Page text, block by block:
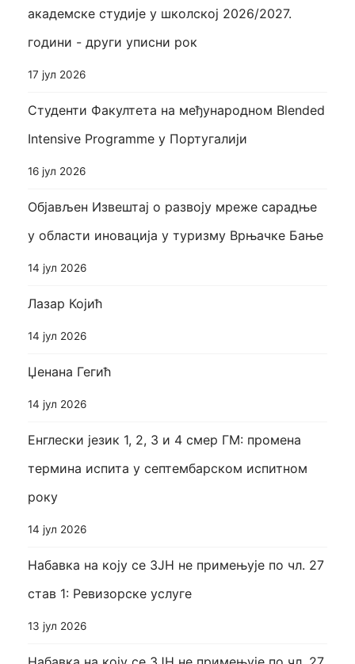
академске студије у школској 2026/2027.
години - други уписни рок
17 јул 2026
Студенти Факултета на међународном Blended
Intensive Programme у Португалији
16 јул 2026
Објављен Извештај о развоју мреже сарадње
у области иновација у туризму Врњачке Бање
14 јул 2026
Лазар Којић
14 јул 2026
Џенана Гегић
14 јул 2026
Енглески језик 1, 2, 3 и 4 смер ГМ: промена
термина испита у септембарском испитном
року
14 јул 2026
Набавка на коју се ЗЈН не примењује по чл. 27
став 1: Ревизорске услуге
13 јул 2026